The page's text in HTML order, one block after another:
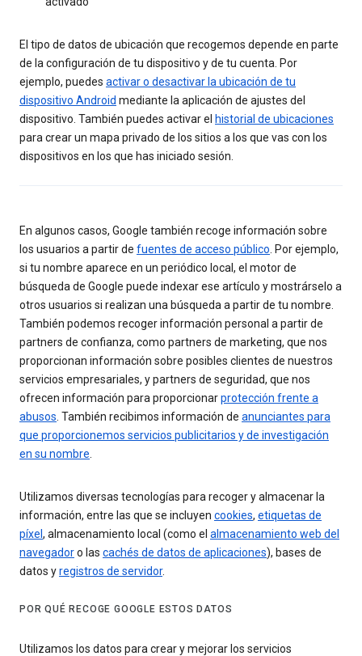
El tipo de datos de ubicación que recogemos depende en parte
de la configuración de tu dispositivo y de tu cuenta. Por
ejemplo, puedes activar o desactivar la ubicación de tu
dispositivo Android mediante la aplicación de ajustes del
dispositivo. También puedes activar el historial de ubicaciones
para crear un mapa privado de los sitios a los que vas con los
dispositivos en los que has iniciado sesión.
En algunos casos, Google también recoge información sobre
los usuarios a partir de fuentes de acceso público. Por ejemplo,
si tu nombre aparece en un periódico local, el motor de
búsqueda de Google puede indexar ese artículo y mostrárselo a
otros usuarios si realizan una búsqueda a partir de tu nombre.
También podemos recoger información personal a partir de
partners de confianza, como partners de marketing, que nos
proporcionan información sobre posibles clientes de nuestros
servicios empresariales, y partners de seguridad, que nos
ofrecen información para proporcionarprotección frente a
abusos. También recibimos información de anunciantes para
que proporcionemos servicios publicitarios y de investigación
en su nombre.
Utilizamos diversas tecnologías para recoger y almacenar la
información, entre las que se incluyen cookies, etiquetas de
píxel , almacenamiento local (como el almacenamiento web del
navegadoro las cachés de datos de aplicaciones), bases de
datos yregistros de servidor.
POR QUÉ RECOGE GOOGLE ESTOS DATOS
Utilizamos los datos para crear y mejorar los servicios